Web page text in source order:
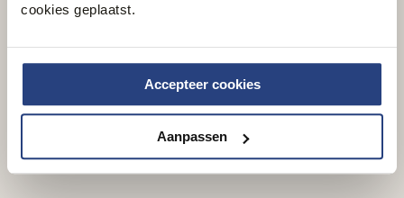
cookies geplaatst.
Accepteer cookies
Aanpassen
Hulp nodig?
We helpen je graag verder. Klik hier
openingstijden van onze klantenservice.